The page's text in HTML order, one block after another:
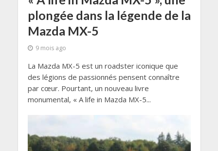
plongée dans la légende de la
Mazda MX-5
9 mois ago
La Mazda MX-5 est un roadster iconique que
des légions de passionnés pensent connaître
par cœur. Pourtant, un nouveau livre
monumental, « A life in Mazda MX-5...